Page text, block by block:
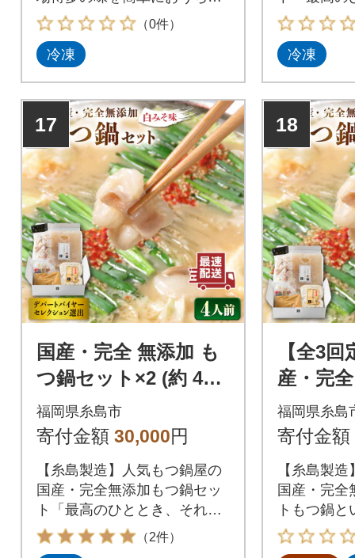
楽しめるセット。食品添加物
完全無添加だから、安心して
食べられる。お酒がもっと美
送り物にもピッタリです。
（0件）
冷凍
最高の食か
こだわり抜
博多の名店
冷凍
17
国産・完全 無添加 も
つ鍋セット×2 (約 4人
前) 白みそ味 [AFF00
2]
福岡県糸島市
寄付金額 30,000円
【糸島製造】人気もつ鍋屋の
国産・完全無添加もつ鍋セッ
ト「最高のひととき、それは
最高の食から」完全無添加に
こだわり抜いた希少な、本場
（2件）
18
【全3
産・完
鍋セッ
白みそ
福岡県糸島
寄付金額
【糸島製
国産・完全
トもつ鍋
番気になる
産の生の牛